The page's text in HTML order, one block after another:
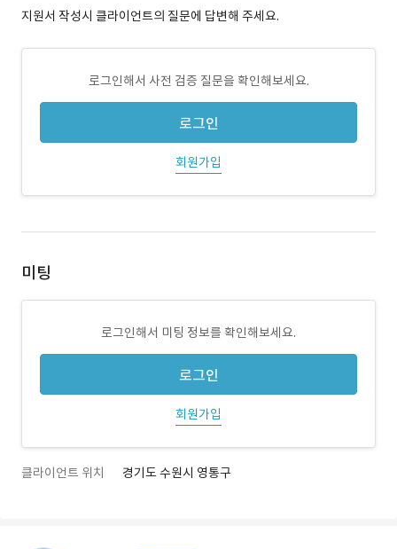
지원서 작성시 클라이언트의 질문에 답변해 주세요.
로그인해서 사전 검증 질문을 확인해보세요.
로그인
회원가입
미팅
로그인해서 미팅 정보를 확인해보세요.
로그인
회원가입
클라이언트 위치 경기도 수원시 영통구